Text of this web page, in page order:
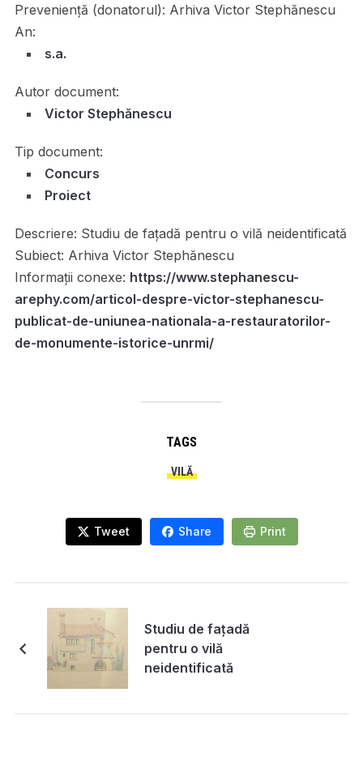
Preveniență (donatorul): Arhiva Victor Stephănescu
An:
s.a.
Autor document:
Victor Stephănescu
Tip document:
Concurs
Proiect
Descriere: Studiu de fațadă pentru o vilă neidentificată
Subiect: Arhiva Victor Stephănescu
Informații conexe: https://www.stephanescu-
arephy.com/articol-despre-victor-stephanescu-
publicat-de-uniunea-nationala-a-restauratorilor-
de-monumente-istorice-unrmi/
TAGS
VILĂ
Tweet Share Print
Studiu de fațadă
pentru o vilă
neidentificată